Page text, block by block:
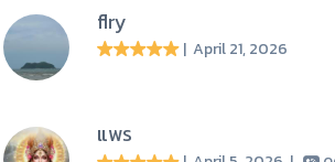
flry
| April 21, 2026
แพร